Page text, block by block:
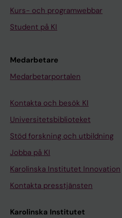
Kurs- och programwebbar
Student på KI
Medarbetare
Medarbetarportalen
Kontakta och besök KI
Universitetsbiblioteket
Stöd forskning och utbildning
Jobba på KI
Karolinska Institutet Innovation
Kontakta presstjänsten
Karolinska Institutet